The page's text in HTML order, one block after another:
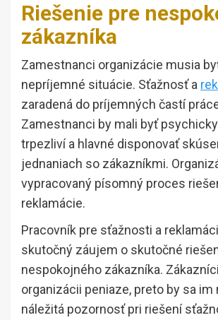
Riešenie pre
zákazníka
Zamestnanci organizácie musia
nepríjemné situácie. Sťažnosť a
zaradená do príjemných častí
Zamestnanci by mali byť
trpezliví a hlavné disponovať
jednaniach so zákazníkmi.
vypracovaný písomný proces
reklamácie.
Pracovník pre sťažnosti a
skutočný záujem o skutočné
nespokojného zákazníka.
organizácii peniaze, preto by sa im
náležitá pozornosť pri riešení